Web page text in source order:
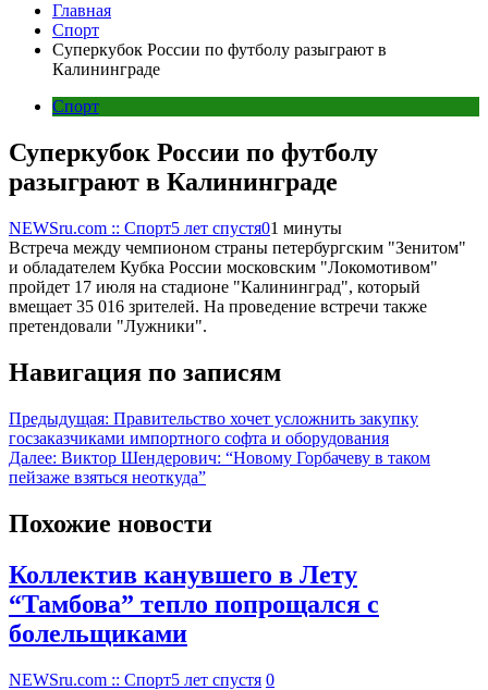
Главная
Спорт
Суперкубок России по футболу разыграют в
Калининграде
Спорт
Суперкубок России по футболу
разыграют в Калининграде
NEWSru.com :: Спорт5 лет спустя01 минуты
Встреча между чемпионом страны петербургским "Зенитом"
и обладателем Кубка России московским "Локомотивом"
пройдет 17 июля на стадионе "Калининград", который
вмещает 35 016 зрителей. На проведение встречи также
претендовали "Лужники".
Навигация по записям
Предыдущая: Правительство хочет усложнить закупку
госзаказчиками импортного софта и оборудования
Далее: Виктор Шендерович: “Новому Горбачеву в таком
пейзаже взяться неоткуда”
Похожие новости
Коллектив канувшего в Лету
“Тамбова” тепло попрощался с
болельщиками
NEWSru.com :: Спорт5 лет спустя 0